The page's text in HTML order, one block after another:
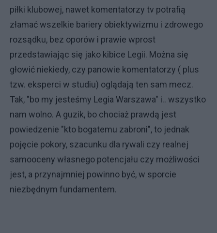
piłki klubowej, nawet komentatorzy tv potrafią
złamać wszelkie bariery obiektywizmu i zdrowego
rozsądku, bez oporów i prawie wprost
przedstawiając się jako kibice Legii. Można się
głowić niekiedy, czy panowie komentatorzy ( plus
tzw. eksperci w studiu) oglądają ten sam mecz.
Tak, "bo my jesteśmy Legia Warszawa" i.. wszystko
nam wolno. A guzik, bo chociaż prawdą jest
powiedzenie "kto bogatemu zabroni", to jednak
pojęcie pokory, szacunku dla rywali czy realnej
samooceny własnego potencjału czy możliwości
jest, a przynajmniej powinno być, w sporcie
niezbędnym fundamentem.